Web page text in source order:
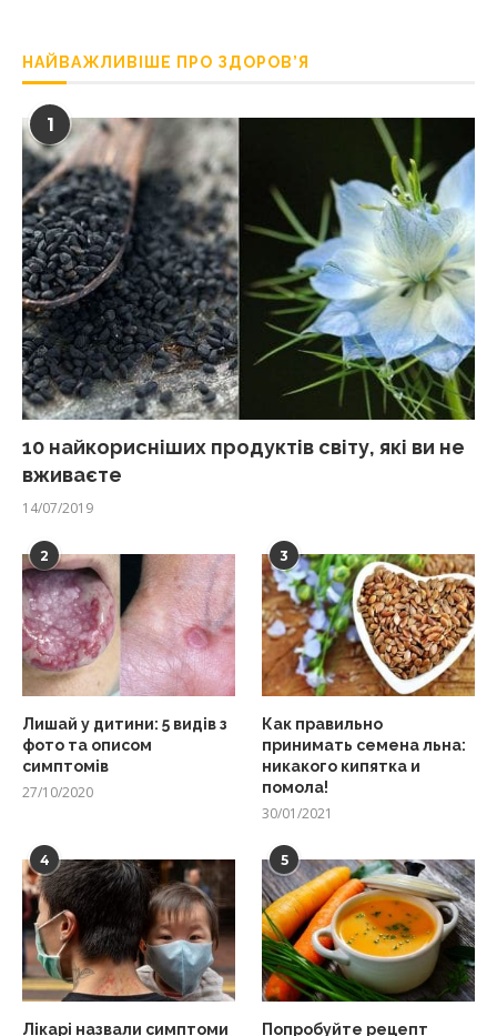
НАЙВАЖЛИВІШЕ ПРО ЗДОРОВ’Я
1
10 найкорисніших продуктів світу, які ви не
вживаєте
14/07/2019
2
Лишай у дитини: 5 видів з
фото та описом
симптомів
27/10/2020
3
Как правильно
принимать семена льна:
никакого кипятка и
помола!
30/01/2021
4
Лікарі назвали симптоми
5
Попробуйте рецепт